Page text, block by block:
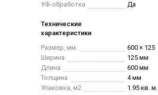
УФ-обработка
Да
Технические
характеристики
Размер, мм.
600 × 125
Ширина
125 мм
Длина
600 мм
Толщина
4 мм
Упаковка, м2
1.95 кв. м.